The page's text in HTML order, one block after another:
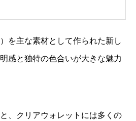
を主な素材として作られた新し
感と独特の色合いが大きな魅力
、クリアウォレットには多くの